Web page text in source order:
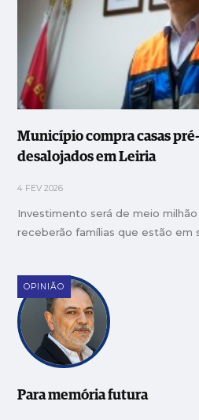
Município compra casas
desalojados em Leiria
4 FEV 2026
Investimento será de meio
receberão famílias que estão em
OPINIÃO
Para memória futura